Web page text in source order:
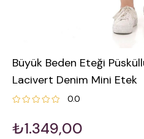
Büyük Beden Eteği
Lacivert Denim Mini Etek
0.0
₺1.349,00